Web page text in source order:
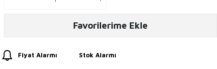
Favorilerime Ekle
Fiyat Alarmı Stok Alarmı